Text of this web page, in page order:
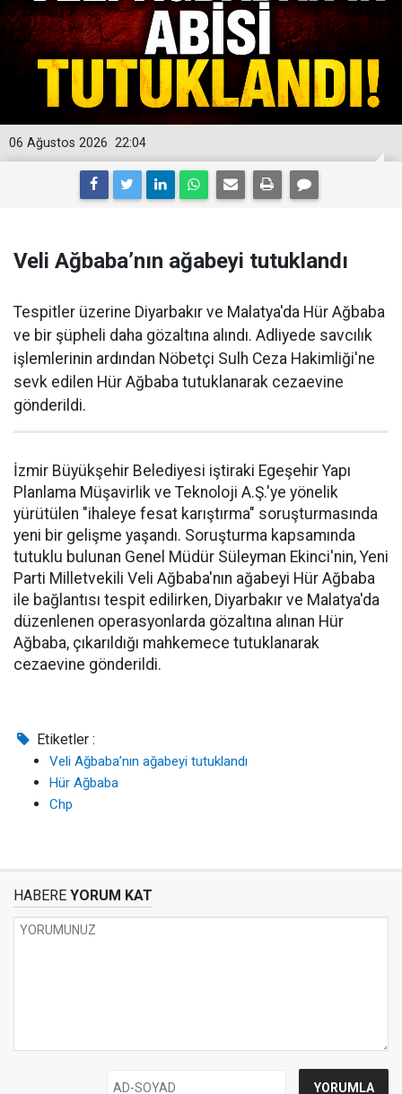
22:04
06 Ağustos 2026
Veli Ağbaba’nın ağabeyi tutuklandı
Tespitler üzerine Diyarbakır ve Malatya'da Hür Ağbaba
ve bir şüpheli daha gözaltına alındı. Adliyede savcılık
işlemlerinin ardından Nöbetçi Sulh Ceza Hakimliği'ne
sevk edilen Hür Ağbaba tutuklanarak cezaevine
gönderildi.
İzmir Büyükşehir Belediyesi iştiraki Egeşehir Yapı
Planlama Müşavirlik ve Teknoloji A.Ş.'ye yönelik
yürütülen "ihaleye fesat karıştırma" soruşturmasında
yeni bir gelişme yaşandı. Soruşturma kapsamında
tutuklu bulunan Genel Müdür Süleyman Ekinci'nin, Yeni
Parti Milletvekili Veli Ağbaba'nın ağabeyi Hür Ağbaba
ile bağlantısı tespit edilirken, Diyarbakır ve Malatya'da
düzenlenen operasyonlarda gözaltına alınan Hür
Ağbaba, çıkarıldığı mahkemece tutuklanarak
cezaevine gönderildi.
Etiketler :
Veli Ağbaba’nın ağabeyi tutuklandı
Hür Ağbaba
Chp
HABERE YORUM KAT